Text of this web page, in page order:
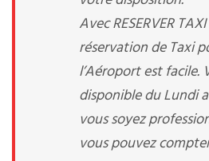
Avec RESERVER
réservation de Taxi
l’Aéroport est facile.
disponible du Lundi
vous soyez
vous pouvez